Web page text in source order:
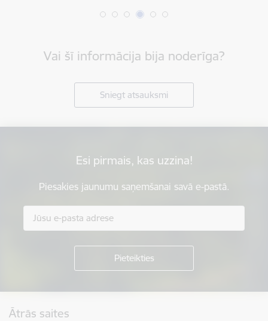
Vai šī informācija bija noderīga?
Sniegt atsauksmi
Esi pirmais, kas uzzina!
Piesakies jaunumu saņemšanai savā e-pastā.
Ātrās saites